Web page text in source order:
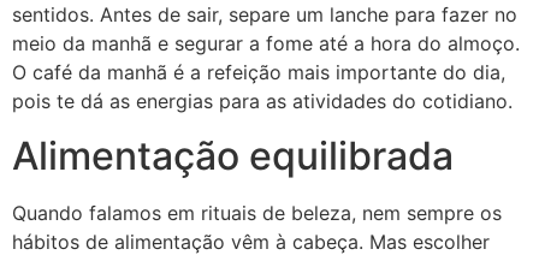
sentidos. Antes de sair, separe um lanche para fazer no
meio da manhã e segurar a fome até a hora do almoço.
O café da manhã é a refeição mais importante do dia,
pois te dá as energias para as atividades do cotidiano.
Alimentação equilibrada
Quando falamos em rituais de beleza, nem sempre os
hábitos de alimentação vêm à cabeça. Mas escolher